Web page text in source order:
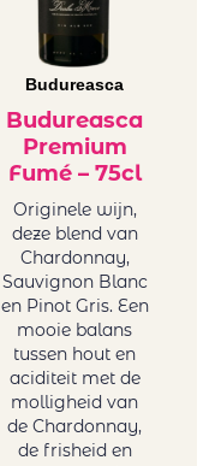
Budureasca
Budureasca
Premium
Fumé – 75cl
Originele wijn,
deze blend van
Chardonnay,
Sauvignon Blanc
en Pinot Gris. Een
mooie balans
tussen hout en
aciditeit met de
molligheid van
de Chardonnay,
de frisheid en